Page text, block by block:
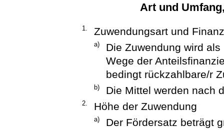
Art und
1. Zuwendungsart und
a)
Die Zuwendung wird
Wege der
bedingt rückzahlbare/r
b) Die Mittel werden nach
2. Höhe der Zuwendung
a)
Der Fördersatz beträgt